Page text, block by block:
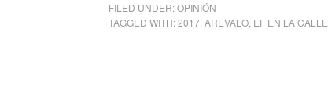
FILED UNDER:OPINIÓN
TAGGED WITH:2017 AREVALO EF EN LA CALLE